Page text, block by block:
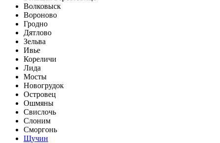
Волковыск
Вороново
Гродно
Дятлово
Зельва
Ивье
Кореличи
Лида
Мосты
Новогрудок
Островец
Ошмяны
Свислочь
Слоним
Сморгонь
Щучин